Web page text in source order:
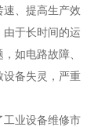
、提高生产效
于长时间的运
如电路故障、
设备失灵，严重
业设备维修市